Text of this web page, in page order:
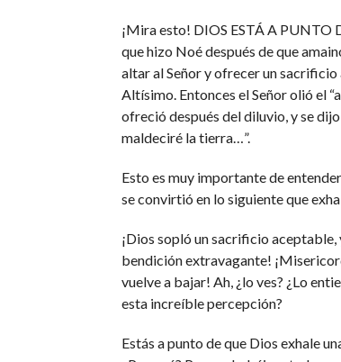
¡Mira esto! DIOS ESTÁ A PUNTO
que hizo Noé después de que
altar al Señor y ofrecer un sacrificio
Altísimo. Entonces el Señor olió el
ofreció después del diluvio, y se
maldeciré la tierra…”.
Esto es muy importante de
se convirtió en lo siguiente que
¡Dios sopló un sacrificio aceptable,
bendición extravagante!
vuelve a bajar! Ah, ¿lo ves? ¿Lo
esta increíble percepción?
Estás a punto de que Dios exhale